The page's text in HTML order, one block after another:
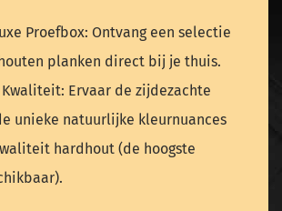
Proefbox: Ontvang een selectie
planken direct bij je thuis.
Ervaar de zijdezachte
unieke natuurlijke kleurnuances
hardhout (de hoogste